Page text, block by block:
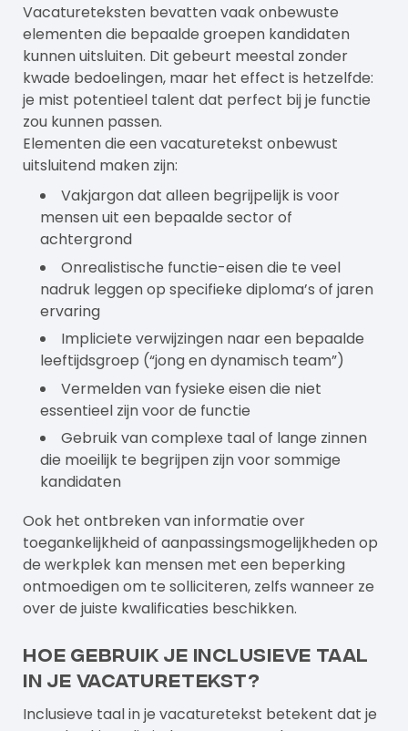
Vacatureteksten bevatten vaak onbewuste
elementen die bepaalde groepen kandidaten
kunnen uitsluiten. Dit gebeurt meestal zonder
kwade bedoelingen, maar het effect is hetzelfde:
je mist potentieel talent dat perfect bij je functie
zou kunnen passen.
Elementen die een vacaturetekst onbewust
uitsluitend maken zijn:
Vakjargon dat alleen begrijpelijk is voor
mensen uit een bepaalde sector of
achtergrond
Onrealistische functie-eisen die te veel
nadruk leggen op specifieke diploma’s of jaren
ervaring
Impliciete verwijzingen naar een bepaalde
leeftijdsgroep (“jong en dynamisch team”)
Vermelden van fysieke eisen die niet
essentieel zijn voor de functie
Gebruik van complexe taal of lange zinnen
die moeilijk te begrijpen zijn voor sommige
kandidaten
Ook het ontbreken van informatie over
toegankelijkheid of aanpassingsmogelijkheden op
de werkplek kan mensen met een beperking
ontmoedigen om te solliciteren, zelfs wanneer ze
over de juiste kwalificaties beschikken.
Hoe gebruik je inclusieve taal
in je vacaturetekst?
Inclusieve taal in je vacaturetekst betekent dat je